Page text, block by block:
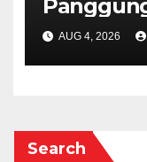
AUG 4, 2026
Search